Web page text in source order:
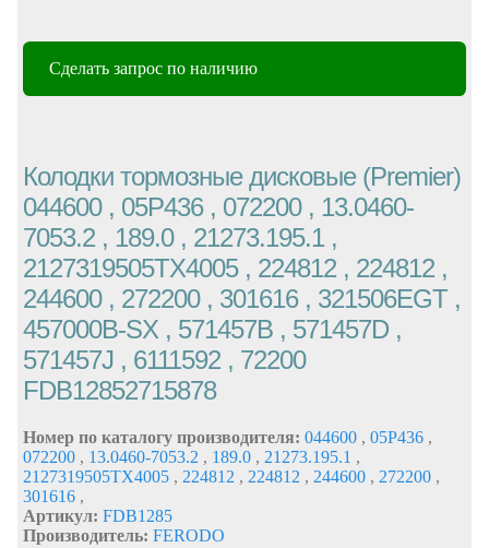
Сделать запрос по наличию
Колодки тормозные дисковые (Premier)
044600 , 05P436 , 072200 , 13.0460-
7053.2 , 189.0 , 21273.195.1 ,
2127319505TX4005 , 224812 , 224812 ,
244600 , 272200 , 301616 , 321506EGT ,
457000B-SX , 571457B , 571457D ,
571457J , 6111592 , 72200
FDB12852715878
Номер по каталогу производителя: 044600 , 05P436 ,
072200 , 13.0460-7053.2 , 189.0 , 21273.195.1 ,
2127319505TX4005 , 224812 , 224812 , 244600 , 272200 ,
301616 ,
Артикул: FDB1285
Производитель: FERODO